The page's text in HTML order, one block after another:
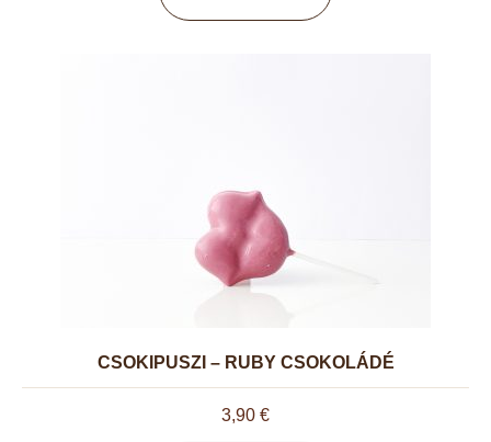
CSOKIPUSZI – RUBY CSOKOLÁDÉ
3,90 €